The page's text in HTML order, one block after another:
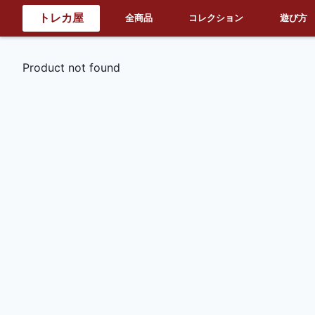
トレカ屋 全商品 コレクション 遊び方
Product not found